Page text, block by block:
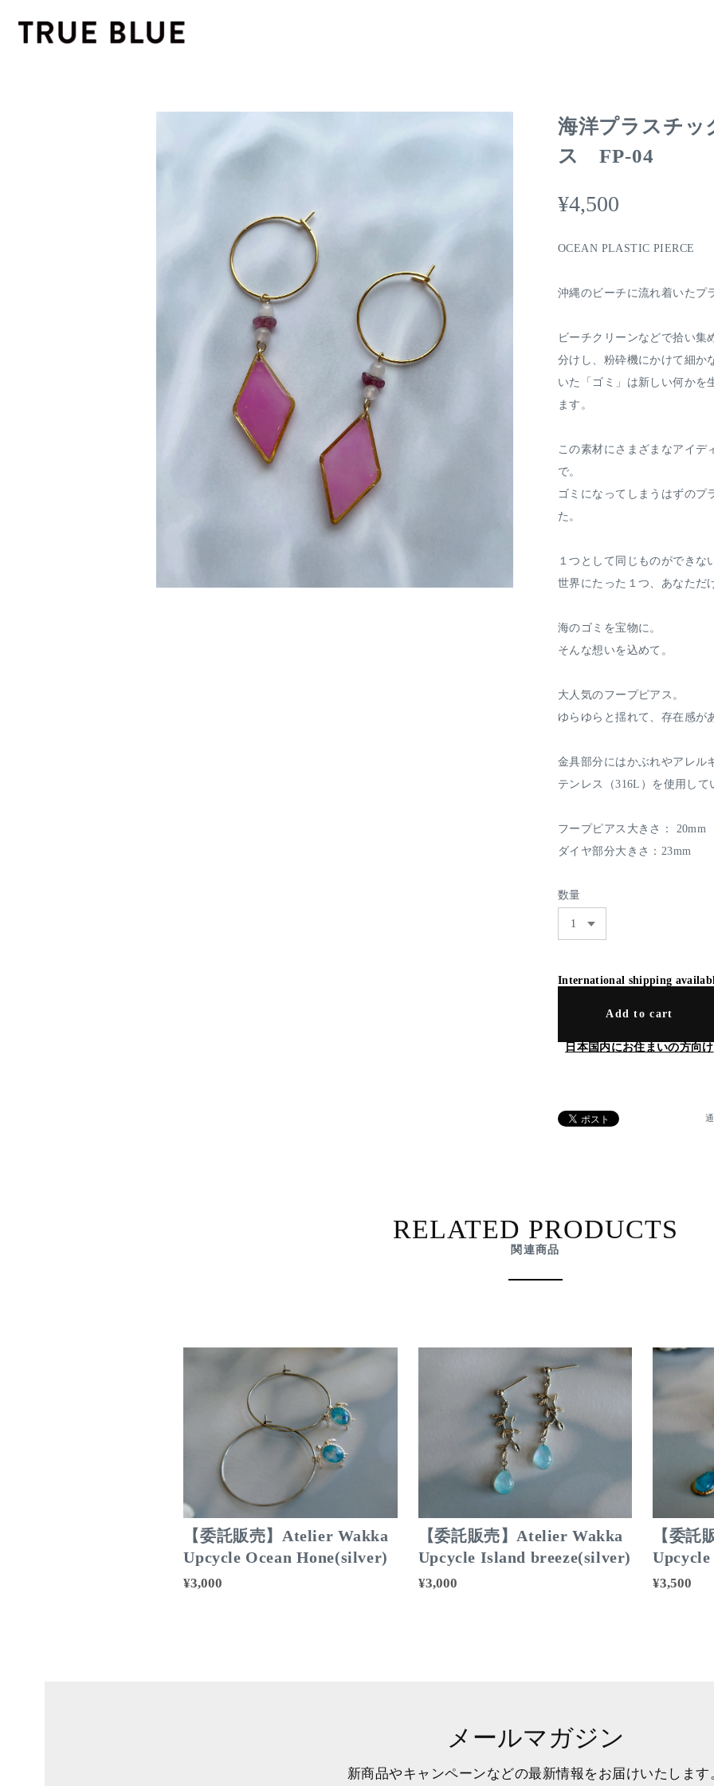
海洋プラスチッ
ス FP-04
¥4,500
OCEAN PLASTIC PIERCE
沖縄のビーチに流れ着いたプ
ビーチクリーンなどで拾い集
分けし、粉砕機にかけて細か
いた「ゴミ」は新しい何かを
ます。
この素材にさまざまなアイデ
で。
ゴミになってしまうはずのプ
た。
１つとして同じものができな
世界にたった１つ、あなただ
海のゴミを宝物に。
そんな想いを込めて。
大人気のフープピアス。
ゆらゆらと揺れて、存在感
金具部分にはかぶれやアレル
テンレス（316L）を使用して
フープピアス大きさ： 20mm
ダイヤ部分大きさ：23mm
数量
International shipping
Add to cart
日本国内にお住まいの方向け
RELATED PRODUCTS
関連商品
【委託販売】Atelier Wakka
Upcycle Ocean Hone(silver)
¥3,000
【委託販売】Atelier Wakka
Upcycle Island breeze(silver)
¥3,000
【委託
¥3,500
メールマガジン
新商品やキャンペーンなどの最新情報をお届けいたします